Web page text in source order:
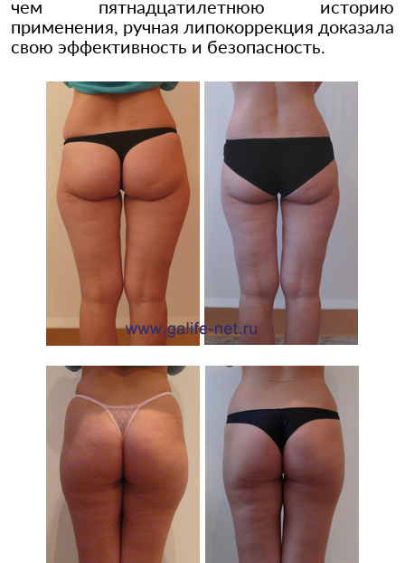
чем пятнадцатилетнюю историю
применения, ручная липокоррекция доказала
свою эффективность и безопасность.